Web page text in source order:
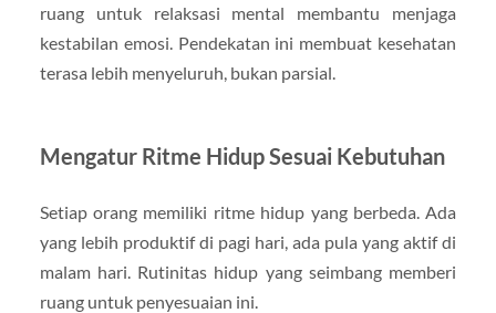
ruang untuk relaksasi mental membantu menjaga
kestabilan emosi. Pendekatan ini membuat kesehatan
terasa lebih menyeluruh, bukan parsial.
Mengatur Ritme Hidup Sesuai Kebutuhan
Setiap orang memiliki ritme hidup yang berbeda. Ada
yang lebih produktif di pagi hari, ada pula yang aktif di
malam hari. Rutinitas hidup yang seimbang memberi
ruang untuk penyesuaian ini.